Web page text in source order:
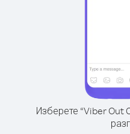
Изберете “Viber Out